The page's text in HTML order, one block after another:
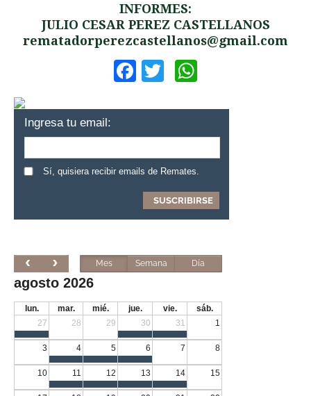
INFORMES:
JULIO CESAR PEREZ CASTELLANOS
rematadorperezcastellanos@gmail.com
Facebook
Twitter
Ingresa tu email:
Sí, quisiera recibir emails de Remates.
Mes Semana Día
agosto 2026
lun. mar. mié. jue. vie.
sáb.
27
28 29 30 31 1
3 4 5 6 7 8
10 11 12 13 14 15